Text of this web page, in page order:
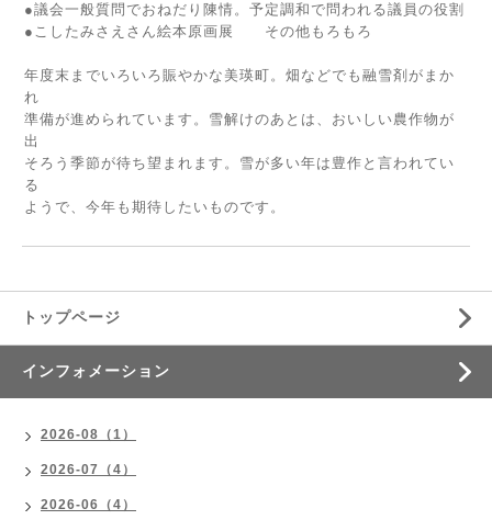
●議会一般質問でおねだり陳情。予定調和で問われる議員の役割
●こしたみさえさん絵本原画展 その他もろもろ
年度末までいろいろ賑やかな美瑛町。畑などでも融雪剤がまか
れ
準備が進められています。雪解けのあとは、おいしい農作物が
出
そろう季節が待ち望まれます。雪が多い年は豊作と言われてい
る
ようで、今年も期待したいものです。
トップページ
インフォメーション
2026-08（1）
2026-07（4）
2026-06（4）